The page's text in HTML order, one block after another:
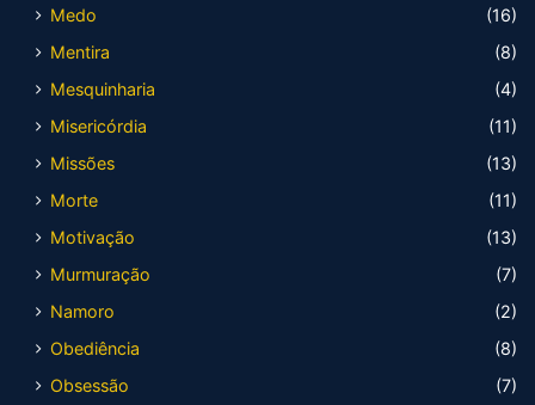
Medo
(16)
Mentira
(8)
Mesquinharia
(4)
Misericórdia
(11)
Missões
(13)
Morte
(11)
Motivação
(13)
Murmuração
(7)
Namoro
(2)
Obediência
(8)
Obsessão
(7)